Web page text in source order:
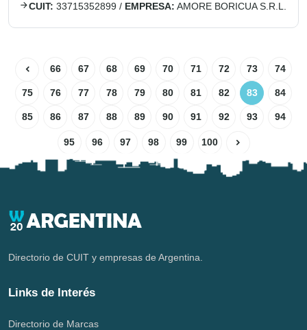
CUIT: 33715352899 / EMPRESA: AMORE BORICUA S.R.L.
66 67 68 69 70 71 72 73 74
75 76 77 78 79 80 81 82 83 84
85 86 87 88 89 90 91 92 93 94
95 96 97 98 99 100
Directorio de CUIT y empresas de Argentina.
Links de Interés
Directorio de Marcas